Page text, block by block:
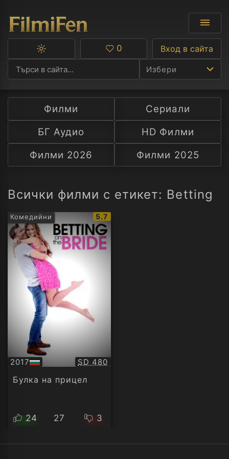
Избери
Ф
С
А
Превключване
тъмна
тема
Любими
0 Вход в сайта
Филми
Сериали
БГ Аудио
HD Филми
Филми 2026
Филми 2025
Всички филми с етикет: Betting
Комедийни
IMDb
рейтинг:
5.7
2017
БГ
аудио
Качество:
SD 480
Булка на прицел
24 27 3